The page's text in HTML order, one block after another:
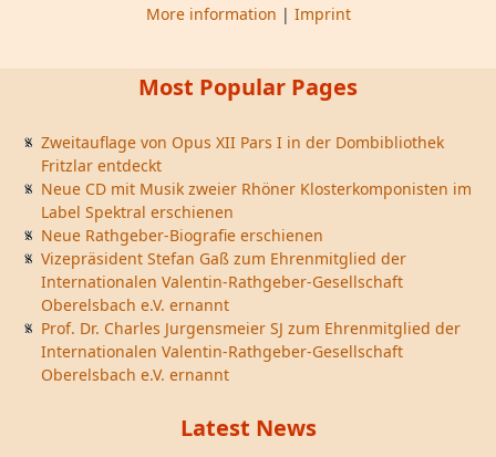
Most Popular Pages
Zweitauflage von Opus XII Pars I in der Dombibliothek
Fritzlar entdeckt
Neue CD mit Musik zweier Rhöner Klosterkomponisten im
Label Spektral erschienen
Neue Rathgeber-Biografie erschienen
Vizepräsident Stefan Gaß zum Ehrenmitglied der
Internationalen Valentin-Rathgeber-Gesellschaft
Oberelsbach e.V. ernannt
Prof. Dr. Charles Jurgensmeier SJ zum Ehrenmitglied der
Internationalen Valentin-Rathgeber-Gesellschaft
Oberelsbach e.V. ernannt
Latest News
More information | Imprint